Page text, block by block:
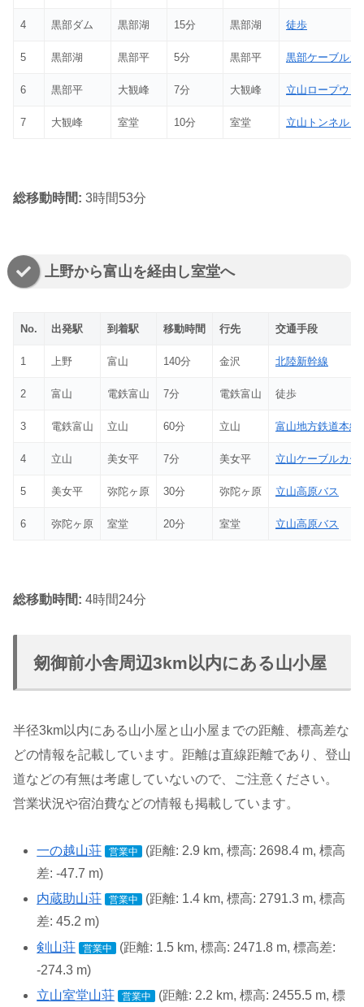
4 黒部ダム 黒部湖 15分 黒部湖 徒歩
5 黒部湖 黒部平 5分 黒部平 黒部ケーブルカ
6 黒部平 大観峰 7分 大観峰 立山ロープウェ
7 大観峰 室堂 10分 室堂 立山トンネルト
総移動時間: 3時間53分
上野から富山を経由し室堂へ
No. 出発駅 到着駅 移動時間 行先 交通手段
1 上野 富山 140分 金沢 北陸新幹線
2 富山 電鉄富山 7分 電鉄富山 徒歩
3 電鉄富山 立山 60分 立山 富山地方鉄道本線
4 立山 美女平 7分 美女平 立山ケーブルカー
5 美女平 弥陀ヶ原 30分 弥陀ヶ原 立山高原バス
6 弥陀ヶ原 室堂 20分 室堂 立山高原バス
総移動時間: 4時間24分
剱御前小舎周辺3km以内にある山小屋
半径3km以内にある山小屋と山小屋までの距離、標高差な
どの情報を記載しています。距離は直線距離であり、登山
道などの有無は考慮していないので、ご注意ください。
営業状況や宿泊費などの情報も掲載しています。
一の越山荘 営業中
(距離: 2.9 km, 標高: 2698.4 m, 標高
差: -47.7 m)
内蔵助山荘
営業中
(距離: 1.4 km, 標高: 2791.3 m, 標高
差: 45.2 m)
剣山荘
営業中
(距離: 1.5 km, 標高: 2471.8 m, 標高差:
-274.3 m)
立山室堂山荘
営業中 (距離: 2.2 km, 標高: 2455.5 m, 標